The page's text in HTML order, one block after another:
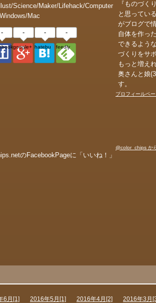
Science/Maker/Lifehack/Computer
Mac
- -
google+
-
hatebu
-
feedly
『ものづく
と思ってい
がブログで
自体を作っ
できるよう
づくりをサ
もっと増え
奥さんと娘
す。
プロフィールペ
のFacebookPageに「いいね！」
@color_chips か
6月[1] 2016年5月[1] 2016年4月[2]
2016年3月